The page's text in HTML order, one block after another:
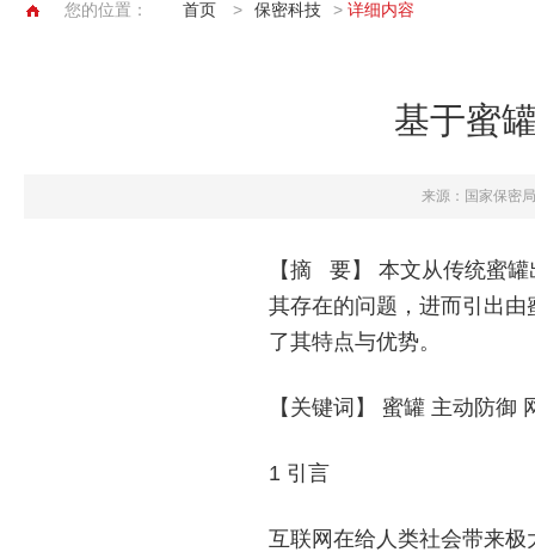
您的位置： 首页 > 保密科技 > 详细内容
基于蜜
来源：国家保密
【摘 要】
本文从传统蜜
其存在的问题，进而引出
了其特点与优势。
【关键词】 蜜罐 主动防御
1 引言
互联网在给人类社会带来